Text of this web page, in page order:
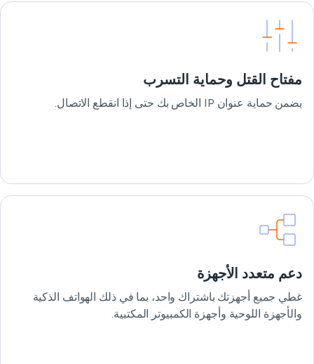
مفتاح القتل وحماية التسرب
يضمن حماية عنوان IP الخاص بك حتى إذا انقطع الاتصال.
دعم متعدد الأجهزة
غطي جميع أجهزتك باشتراك واحد، بما في ذلك الهواتف الذكية
والأجهزة اللوحية وأجهزة الكمبيوتر المكتبية.